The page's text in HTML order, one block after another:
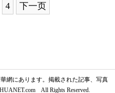
4 下一页
網にあります。掲載された記事、写真
All Rights Reserved.